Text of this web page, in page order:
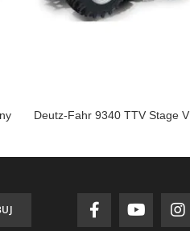
Deutz-Fahr 9340 TTV Stage V